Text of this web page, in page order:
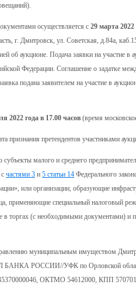
осуществляется с 29 марта 2022
г. Дмитровск, ул. Советская, д.84а,
об аукционе. Подача заявки на участие в
Федерации. Соглашение о задатке
подана заявителем на участие в
2022 года в 17.00 часов (время
признания претендентов участниками
субъекты малого и среднего
частями 3 и 5 статьи 14 Федерального
или организации, образующие
применяющие специальный налоговый
в торгах (с необходимыми документами) и
муниципальным имуществом
РОССИИ//УФК по Орловской
ОКТМО 54612000, КПП